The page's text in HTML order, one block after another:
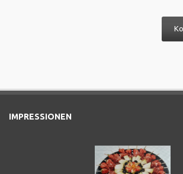
IMPRESSIONEN